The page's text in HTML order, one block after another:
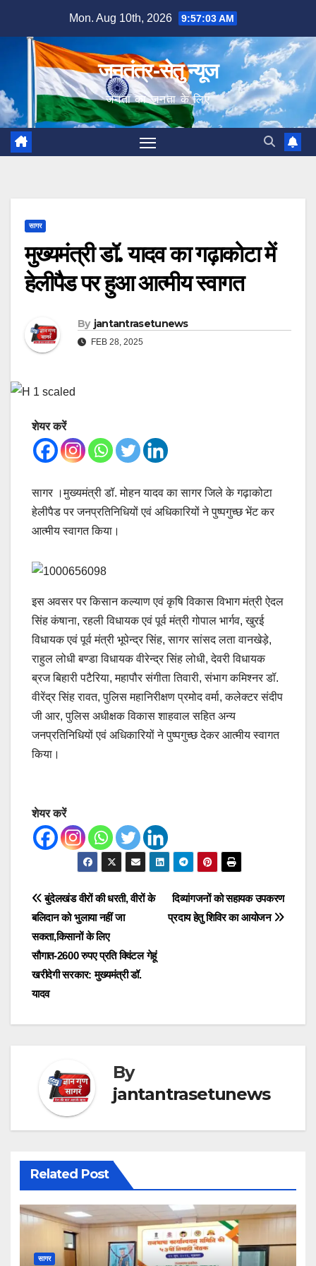
content
Mon. Aug 10th, 2026 9:57:04 AM
जनतंत्र-सेतु न्यूज
जनता का जनता के लिए
सागर
मुख्यमंत्री डॉ. यादव का गढ़ाकोटा में
हेलीपैड पर हुआ आत्मीय स्वागत
By jantantrasetunews
FEB 28, 2025
शेयर करें
सागर ।मुख्यमंत्री डॉ. मोहन यादव का सागर जिले के गढ़ाकोटा
हेलीपैड पर जनप्रतिनिधियों एवं अधिकारियों ने पुष्पगुच्छ भेंट कर
आत्मीय स्वागत किया।
इस अवसर पर किसान कल्याण एवं कृषि विकास विभाग मंत्री ऐदल
सिंह कंषाना, रहली विधायक एवं पूर्व मंत्री गोपाल भार्गव, खुरई
विधायक एवं पूर्व मंत्री भूपेन्द्र सिंह, सागर सांसद लता वानखेड़े,
राहुल लोधी बण्डा विधायक वीरेन्द्र सिंह लोधी, देवरी विधायक
ब्रज बिहारी पटैरिया, महापौर संगीता तिवारी, संभाग कमिश्नर डॉ.
वीरेंद्र सिंह रावत, पुलिस महानिरीक्षण प्रमोद वर्मा, कलेक्टर संदीप
जी आर, पुलिस अधीक्षक विकास शाहवाल सहित अन्य
जनप्रतिनिधियों एवं अधिकारियों ने पुष्पगुच्छ देकर आत्मीय स्वागत
किया।
शेयर करें
Post
navigation
दिव्यांगजनों को सहायक उपकरण
प्रदाय हेतु शिविर का आयोजन
बुंदेलखंड वीरों की धरती, वीरों के
बलिदान को भुलाया नहीं जा
सकता,किसानों के लिए
सौगात-2600 रुपए प्रति क्विंटल गेहूं
खरीदेगी सरकार: मुख्यमंत्री डॉ.
यादव
By
jantantrasetunews
Related Post
सागर